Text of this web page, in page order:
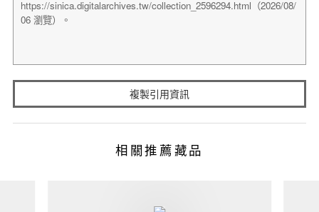
複製引用資訊
相關推薦藏品